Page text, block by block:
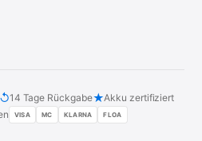
14 Tage Rückgabe★Akku zertifiziert
VISA MC KLARNA FLOA